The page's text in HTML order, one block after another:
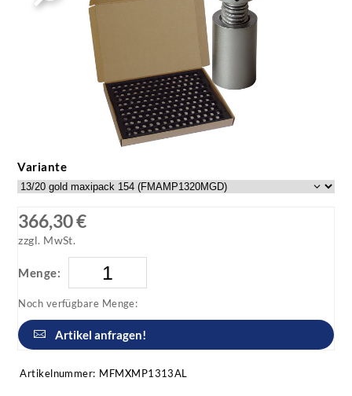
Variante
366,30 €
zzgl. MwSt.
Menge:
Noch verfügbare Menge:
Artikel anfragen!
Artikelnummer: MFMXMP1313AL